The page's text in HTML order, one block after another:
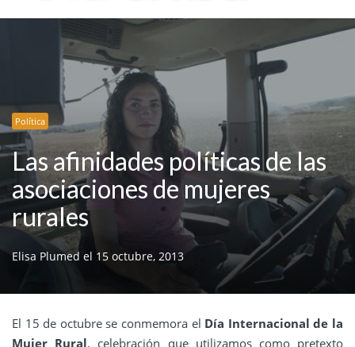
lacriba.net
blog agroalimentario
Política
Las afinidades políticas de las
asociaciones de mujeres
rurales
Elisa Plumed el 15 octubre, 2013
El 15 de octubre se conmemora el Día Internacional de la
Mujer Rural, celebración que utilizamos como pretexto